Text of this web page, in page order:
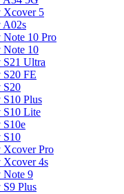
Xcover 5
A02s
Note 10 Pro
Note 10
S21 Ultra
S20 FE
S20
S10 Plus
S10 Lite
S10e
S10
Xcover Pro
Xcover 4s
Note 9
S9 Plus